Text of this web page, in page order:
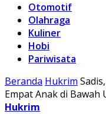
Otomotif
Olahraga
Kuliner
Hobi
Pariwisata
Beranda Hukrim
Empat Anak di Bawah
Hukrim